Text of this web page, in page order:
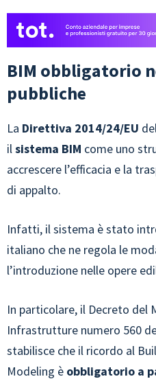
BIM obbligatorio
pubbliche
La Direttiva 2014/24/EU
ilsistema BIM come uno
accrescere l’efficacia e la
di appalto.
Infatti, il sistema è stato
italiano che ne regola le
l’introduzione nelle opere
In particolare, il Decreto del
Infrastrutture numero 560
stabilisce che il ricordo al
Modeling è obbligatorio a